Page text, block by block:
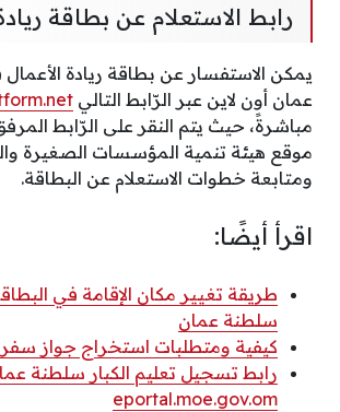
رابط الاستعلام عن بطاقة
يمكن الاستفسار عن بطاقة ريادة
عمان أون لاين عبر الرّابط التالي
مباشرةً، حيث يتم النقر على الرّابط
موقع هيئة تنمية المؤسسات الصغيرة
ومتابعة خطوات الاستعلام عن البطاقة.
اقرأ أيضًا:
طريقة تغيير مكان الإقامة في
سلطنة عمان
كيفية ومتطلبات استخراج جواز
رابط تسجيل تعليم الكبار سلطنة
eportal.moe.gov.om